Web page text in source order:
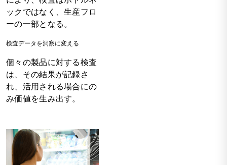
ックではなく、生産フロ
ーの一部となる。
検査データを洞察に変える
個々の製品に対する検査
は、その結果が記録さ
れ、活用される場合にの
み価値を生み出す。